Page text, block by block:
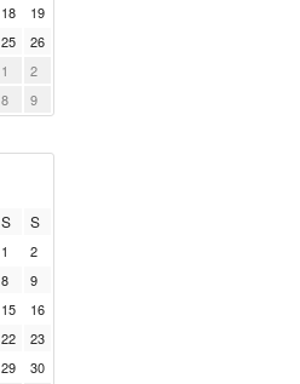
18 19
25 26
1 2
8 9
S
S
1 2
8 9
15 16
22 23
29 30